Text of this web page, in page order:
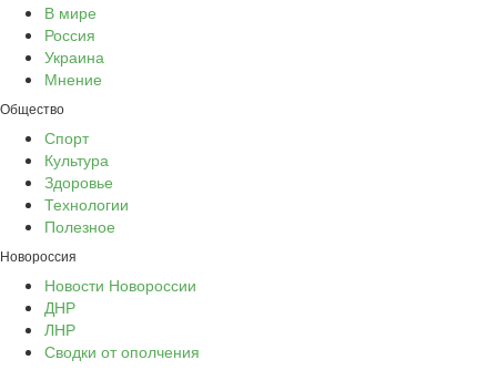
В мире
Россия
Украина
Мнение
Общество
Спорт
Культура
Здоровье
Технологии
Полезное
Новороссия
Новости Новороссии
ДНР
ЛНР
Сводки от ополчения